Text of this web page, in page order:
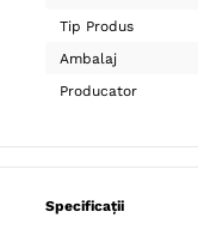
Tip Produs
Ambalaj
Producator
Specificații